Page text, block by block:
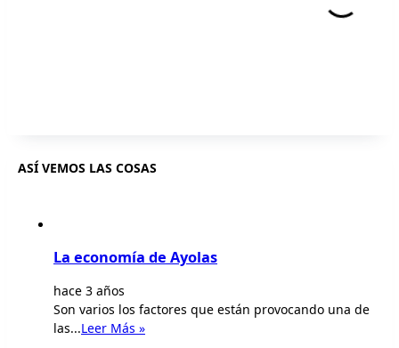
ASÍ VEMOS LAS COSAS
La economía de Ayolas
hace 3 años
Son varios los factores que están provocando una de
las...Leer Más »